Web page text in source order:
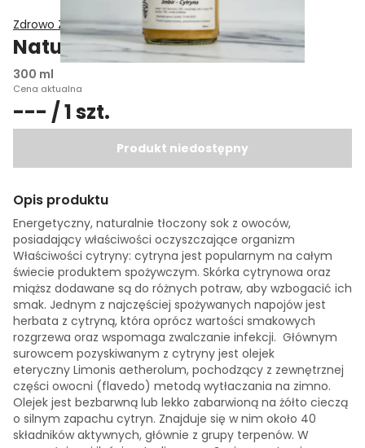
Zdrowo Zakręcony
Naturalny szot imbir cytryna
300 ml
Cena aktualna
--- / 1 szt.
Produkt niedostępny
Opis produktu
Energetyczny, naturalnie tłoczony sok z owoców,
posiadający właściwości oczyszczające organizm
Właściwości cytryny: cytryna jest popularnym na całym
świecie produktem spożywczym. Skórka cytrynowa oraz
miąższ dodawane są do różnych potraw, aby wzbogacić ich
smak. Jednym z najczęściej spożywanych napojów jest
herbata z cytryną, która oprócz wartości smakowych
rozgrzewa oraz wspomaga zwalczanie infekcji. Głównym
surowcem pozyskiwanym z cytryny jest olejek
eteryczny Limonis aetherolum, pochodzący z zewnętrznej
części owocni (flavedo) metodą wytłaczania na zimno.
Olejek jest bezbarwną lub lekko zabarwioną na żółto cieczą
o silnym zapachu cytryn. Znajduje się w nim około 40
składników aktywnych, głównie z grupy terpenów. W